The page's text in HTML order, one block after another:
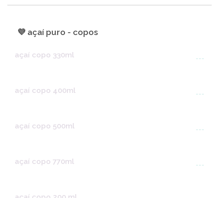
💜 açaí puro - copos
açaí copo 330ml ---
açaí copo 400ml ---
açaí copo 500ml ---
açaí copo 770ml ---